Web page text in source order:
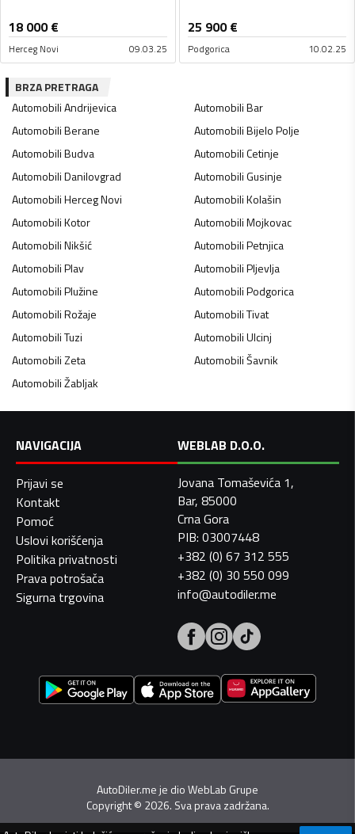
18 000€
Herceg Novi 09.03.25
25 900€
Podgorica 10.02.25
BRZA PRETRAGA
AutomobiliAndrijevica AutomobiliBar
AutomobiliBerane AutomobiliBijelo Polje
AutomobiliBudva AutomobiliCetinje
AutomobiliDanilovgrad AutomobiliGusinje
AutomobiliHerceg Novi AutomobiliKolašin
AutomobiliKotor AutomobiliMojkovac
AutomobiliNikšić AutomobiliPetnjica
AutomobiliPlav AutomobiliPljevlja
AutomobiliPlužine AutomobiliPodgorica
AutomobiliRožaje AutomobiliTivat
AutomobiliTuzi AutomobiliUlcinj
AutomobiliZeta AutomobiliŠavnik
AutomobiliŽabljak
NAVIGACIJA
Prijavi se
Kontakt
Pomoć
Uslovi korišćenja
Politika privatnosti
Prava potrošača
Sigurna trgovina
WEBLAB D.O.O.
Jovana Tomaševića 1,
Bar, 85000
Crna Gora
PIB: 03007448
+382 (0) 67 312 555
+382 (0) 30 550 099
info@autodiler.me
AutoDiler.me je dioWebLab Grupe
Copyright© 2026. Sva prava zadržana.